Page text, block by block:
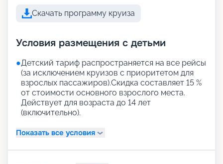
Скачать программу круиза
Условия размещения с детьми
●Детский тариф распространяется на все рейсы
(за исключением круизов с приоритетом для
взрослых пассажиров).Скидка составляет 15 %
от стоимости основного взрослого места.
Действует для возраста до 14 лет
(включительно).
Показать все условия